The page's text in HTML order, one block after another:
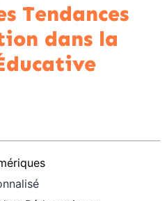
Tendances
dans la